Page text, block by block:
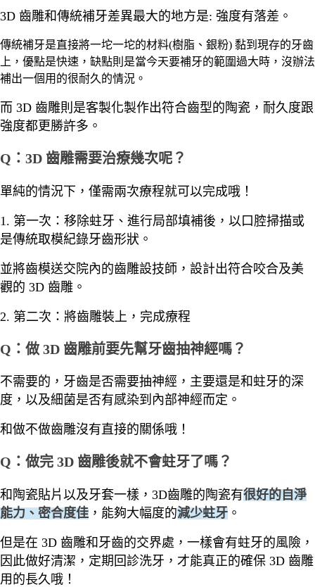
3D 齒雕和傳統補牙差異最大的地方是: 強度有落差。
傳統補牙是直接將一坨一坨的材料(樹脂、銀粉) 黏到現存的牙齒
上，優點是快速，缺點則是當今天要補牙的範圍過大時，沒辦法
補出一個用的很耐久的情況。
而 3D 齒雕則是客製化製作出符合齒型的陶瓷，耐久度跟
強度都更勝許多。
Q：3D 齒雕需要治療幾次呢？
單純的情況下，僅需兩次療程就可以完成哦！
1. 第一次：移除蛀牙、進行局部填補後，以口腔掃描或
是傳統取模紀錄牙齒形狀。
並將齒模送交院內的齒雕設技師，設計出符合咬合及美
觀的 3D 齒雕。
2. 第二次：將齒雕裝上，完成療程
Q：做 3D 齒雕前要先幫牙齒抽神經嗎？
不需要的，牙齒是否需要抽神經，主要還是和蛀牙的深
度，以及細菌是否有感染到內部神經而定。
和做不做齒雕沒有直接的關係哦！
Q： 做完 3D 齒雕後就不會蛀牙了嗎？
和陶瓷貼片以及牙套一樣，3D齒雕的陶瓷有很好的自淨
能力、密合度佳 ，能夠大幅度的減少蛀牙 。
但是在 3D 齒雕和牙齒的交界處，一樣會有蛀牙的風險，
因此做好清潔，定期回診洗牙，才能真正的確保 3D 齒雕
用的長久哦！